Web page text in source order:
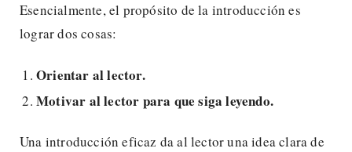
Esencialmente, el propósito de la introducción es
lograr dos cosas:
Orientar al lector.
Motivar al lector para que siga leyendo.
Una introducción eficaz da al lector una idea clara de